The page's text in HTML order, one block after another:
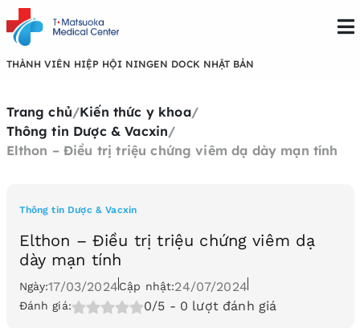
THÀNH VIÊN HIỆP HỘI NINGEN DOCK NHẬT BẢN
Trang chủ/Kiến thức y khoa/
Thông tin Dược & Vacxin/
Elthon – Điều trị triệu chứng viêm dạ dày mạn tính
Thông tin Dược & Vacxin
Elthon – Điều trị triệu chứng viêm dạ
dày mạn tính
Ngày:17/03/2024Cập nhật:24/07/2024
Đánh giá: 0/5 - 0 lượt đánh giá